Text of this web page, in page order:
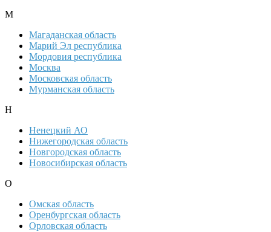
М
Магаданская область
Марий Эл республика
Мордовия республика
Москва
Московская область
Мурманская область
Н
Ненецкий АО
Нижегородская область
Новгородская область
Новосибирская область
О
Омская область
Оренбургская область
Орловская область